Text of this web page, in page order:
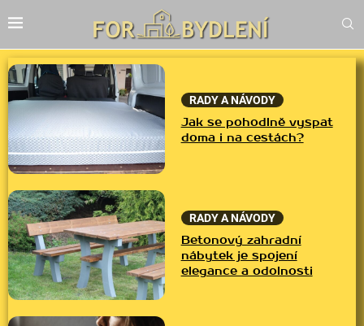
RADY A NÁVODY
Jak se pohodlně vyspat
doma i na cestách?
RADY A NÁVODY
Betonový zahradní
nábytek je spojení
elegance a odolnosti